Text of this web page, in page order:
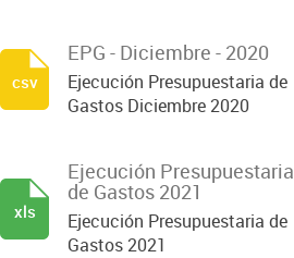
EPG - Diciembre - 2020
Ejecución Presupuestaria de
Gastos Diciembre 2020
csv
Ejecución Presupuestaria
de Gastos 2021
Ejecución Presupuestaria de
Gastos 2021
xls